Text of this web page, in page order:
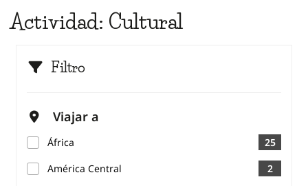
Actividad: Cultural
Filtro
Viajar a
África
25
América Central
2